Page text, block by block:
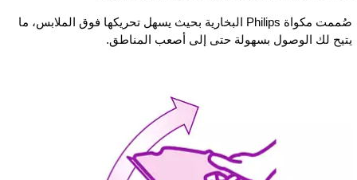
صُممت مكواة Philips البخارية بحيث يسهل تحريكها فوق الملابس، ما
يتيح لك الوصول بسهولة حتى إلى أصعب المناطق.